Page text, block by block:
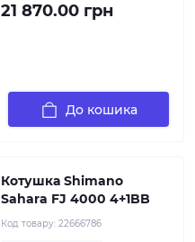
21 870.00 грн
До кошика
Котушка Shimano
Sahara FJ 4000 4+1BB
Код товару: 22666786